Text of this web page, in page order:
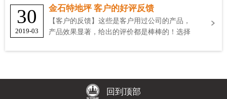
30
2019-03
金石特地坪 客户的好评反馈
【客户的反馈】这些是客户用过公司的产品，
产品效果显著，给出的评价都是棒棒的！选择
回到顶部